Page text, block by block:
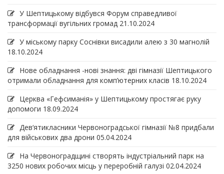
У Шептицькому відбувся Форум справедливої
трансформації вугільних громад 21.10.2024
У міському парку Соснівки висадили алею з 30 магнолій
18.10.2024
Нове обладнання -нові знання: дві гімназії Шептицького
отримали обладнання для комп’ютерних класів 18.10.2024
Церква «Гефсиманія» у Шептицькому простягає руку
допомоги 18.09.2024
Дев‘ятикласники Червоноградської гімназії №8 придбали
для військових два дрони 05.04.2024
На Червоноградщині створять індустріальний парк на
3250 нових робочих місць у переробній галузі 02.04.2024